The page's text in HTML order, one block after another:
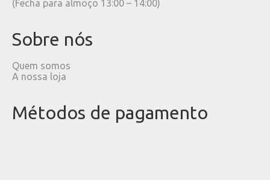
(Fecha para almoço 13:00 – 14:00)
Sobre nós
Quem somos
A nossa loja
Métodos de pagamento